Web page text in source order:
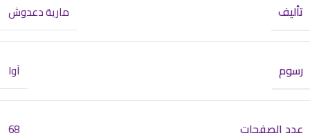
تأليف مارية دعدوش
رسوم آوا
عدد الصفحات 68